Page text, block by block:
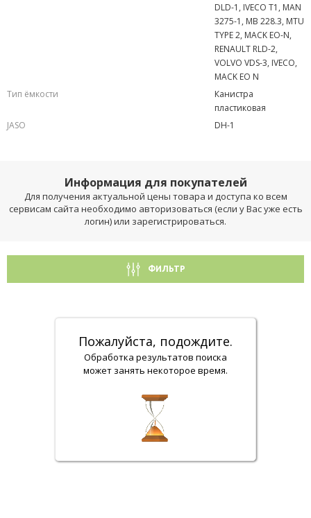
DLD-1, IVECO T1, MAN
3275-1, MB 228.3, MTU
TYPE 2, MACK EO-N,
RENAULT RLD-2,
VOLVO VDS-3, IVECO,
MACK EO N
Тип ёмкости
Канистра
пластиковая
JASO
DH-1
Информация для покупателей
Для получения актуальной цены товара и доступа ко всем
сервисам сайта необходимо авторизоваться (если у Вас уже есть
логин) или зарегистрироваться.
ФИЛЬТР
Пожалуйста, подождите.
Обработка результатов поиска
может занять некоторое время.